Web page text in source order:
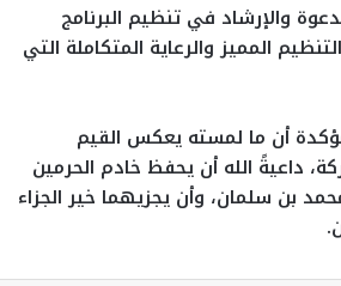
والإرشاد في تنظيم البرنامج
المميز والرعاية المتكاملة التي
أن ما لمسته يعكس القيم
داعيةً الله أن يحفظ خادم الحرمين
بن سلمان، وأن يجزيهما خير الجزاء